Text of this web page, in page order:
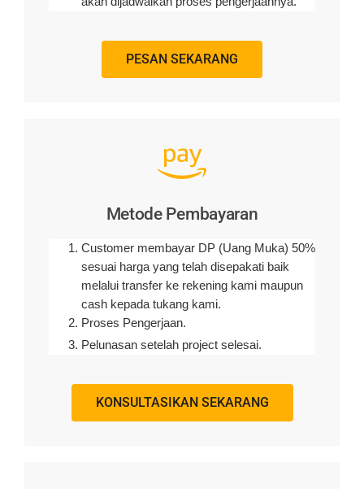
PESAN SEKARANG
Metode Pembayaran
Customer membayar DP (Uang Muka) 50%
sesuai harga yang telah disepakati baik
melalui transfer ke rekening kami maupun
cash kepada tukang kami.
Proses Pengerjaan.
Pelunasan setelah project selesai.
KONSULTASIKAN SEKARANG